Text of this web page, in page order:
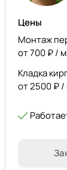
Цены
Монтаж
от 700 ₽ /
Кладка
от 2500 ₽ /